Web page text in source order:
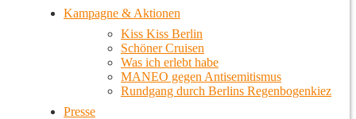
Kampagne & Aktionen
Kiss Kiss Berlin
Schöner Cruisen
Was ich erlebt habe
MANEO gegen Antisemitismus
Rundgang durch Berlins Regenbogenkiez
Presse